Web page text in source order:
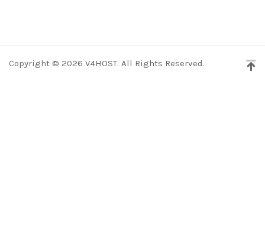
Copyright © 2026 V4HOST. All Rights Reserved.